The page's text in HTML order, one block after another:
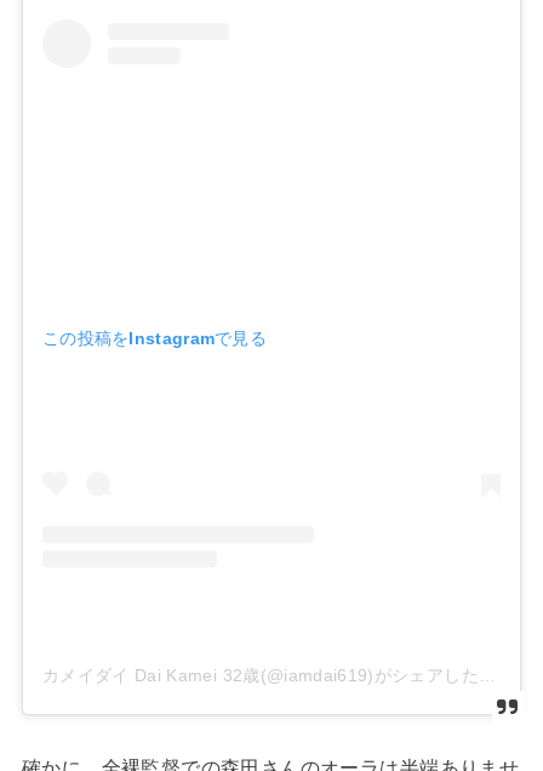
この投稿をInstagramで見る
カメイダイ Dai Kamei 32歳(@iamdai619)がシェアした投稿